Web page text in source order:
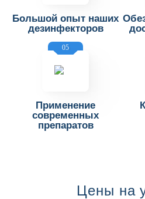
Большой опыт наших
дезинфекторов
05
Применение
современных
препаратов
Цены на